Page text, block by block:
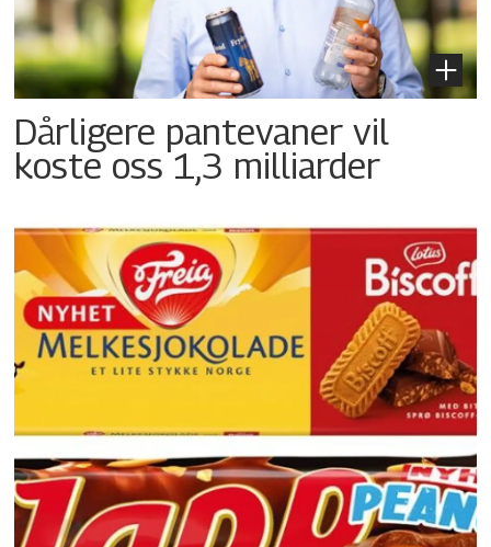
Dårligere pantevaner vil
koste oss 1,3 milliarder